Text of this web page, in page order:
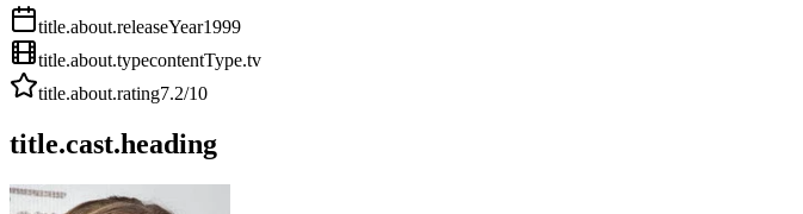
title.about.releaseYear1999
title.about.typecontentType.tv
title.about.rating7.2/10
title.cast.heading